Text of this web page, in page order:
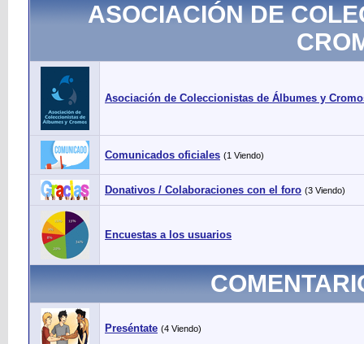
ASOCIACIÓN DE
Asociación de Coleccionistas de Álbumes y
Comunicados oficiales (1 Viendo)
Donativos / Colaboraciones con el foro (3 Viendo)
Encuestas a los usuarios
Preséntate (4 Viendo)